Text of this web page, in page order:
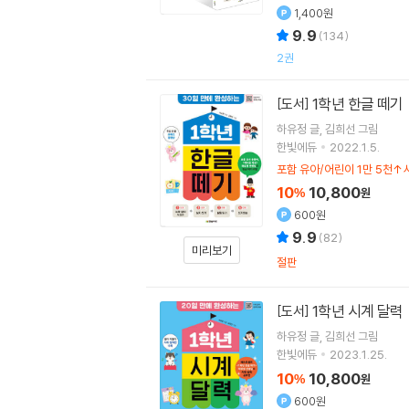
1,400원
9.9 (134)
2권
미리보기
[도서] 1학년 한글 떼기
하유정 글 김희선 그림
한빛에듀
2022.1.5.
포함 유아/어린이 1만 5천↑
10% 10,800원
600원
9.9 (82)
절판
[도서] 1학년 시계 달력
하유정 글 김희선 그림
한빛에듀
2023.1.25.
10% 10,800원
600원